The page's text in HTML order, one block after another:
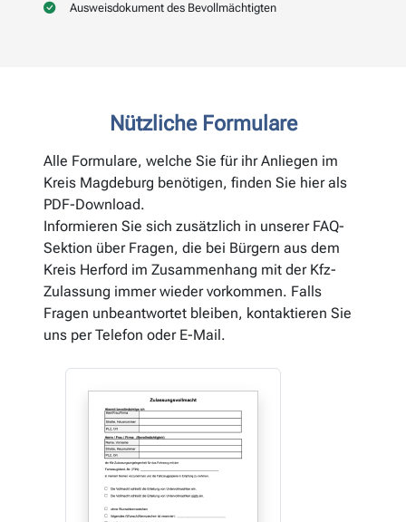
Ausweisdokument des Bevollmächtigten
Nützliche Formulare
Alle Formulare, welche Sie für ihr Anliegen im
Kreis Magdeburg benötigen, finden Sie hier als
PDF-Download.
Informieren Sie sich zusätzlich in unserer FAQ-
Sektion über Fragen, die bei Bürgern aus dem
Kreis Herford im Zusammenhang mit der Kfz-
Zulassung immer wieder vorkommen. Falls
Fragen unbeantwortet bleiben, kontaktieren Sie
uns per Telefon oder E-Mail.